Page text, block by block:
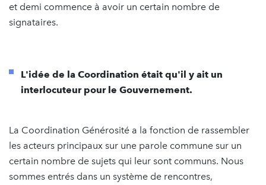
et demi commence à avoir un certain nombre de
signataires.
L'idée de la Coordination était qu'il y ait un
interlocuteur pour le Gouvernement.
La Coordination Générosité a la fonction de rassembler
les acteurs principaux sur une parole commune sur un
certain nombre de sujets qui leur sont communs. Nous
sommes entrés dans un système de rencontres,